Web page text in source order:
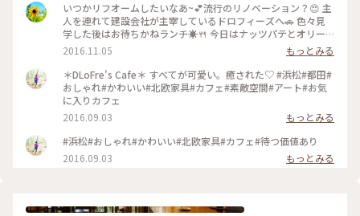
いつかリフオームしたいなあ~💕流行のリノベーション？😍 主
人を連れて建設会社が主宰しているドロフィーズへ🚗 色々見
学した後はお待ちかねランチ☀🍴 今日はナッツパテとオリー
ブペーストと ボロニアソーセージのサラディエール ￥1,180を
頂きました💕 これにフォッカチャがつきます🎵 食べきれない
ほどの量に新鮮なお野菜❗身体が喜ぶメニューばかりです
(’-’*)♪ いつか素敵なリノベーション‼出来ると良いなあ(*^^*)
#ずっと好きな味#秋ごはん#ランチ#ドライブ#野菜#健康#スロ
2016.11.05
もっとみる
＊DLoFre's Cafe＊ すべてが可愛い。癒された♡ #浜松#都田#
おしゃれ#かわいい#北欧家具#カフェ#素敵空間#アート#お気
に入りカフェ
2016.09.03
もっとみる
#浜松#おしゃれ#かわいい#北欧家具#カフェ#待つ価値あり
2016.09.03
もっとみる